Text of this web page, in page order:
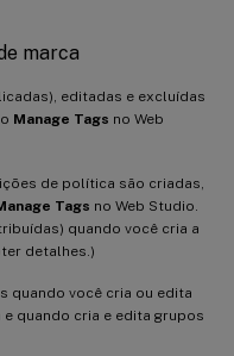
marca
editadas e excluídas
Manage Tags no Web
de política são criadas,
Tags no Web Studio.
quando você cria a
detalhes.)
quando você cria ou edita
quando cria e edita grupos